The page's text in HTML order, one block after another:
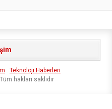
Teknoloji Haberleri
hakları saklıdır